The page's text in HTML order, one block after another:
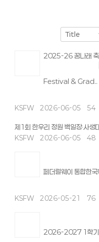
2025-26 꿈나래
Festival & Grad..
KSFW 2026-06-05 54
제1회 한우리 정원 백일장·사생
KSFW 2026-06-05 48
페더럴웨이 통합한
KSFW 2026-05-21 76
2026-2027 1학기